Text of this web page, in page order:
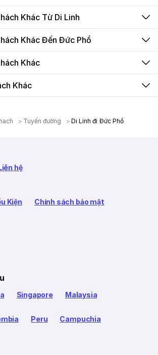
Khác Từ Di Linh
Khác Đến Đức Phổ
Khác
Khác
Tuyến đường Di Linh đi Đức Phổ
hệ
Kiện Chính sách bảo mật
Singapore Malaysia
Peru Campuchia